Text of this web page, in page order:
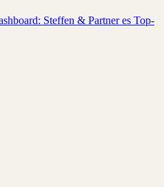
Steffen & Partner es Top-